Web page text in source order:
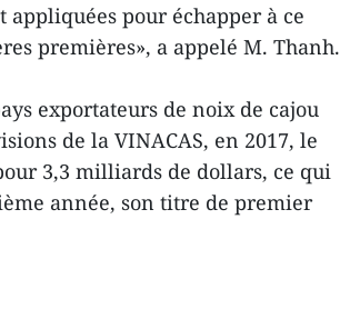
appliquées pour échapper à ce
premières», a appelé M. Thanh.
exportateurs de noix de cajou
de la VINACAS, en 2017, le
3,3 milliards de dollars, ce qui
année, son titre de premier